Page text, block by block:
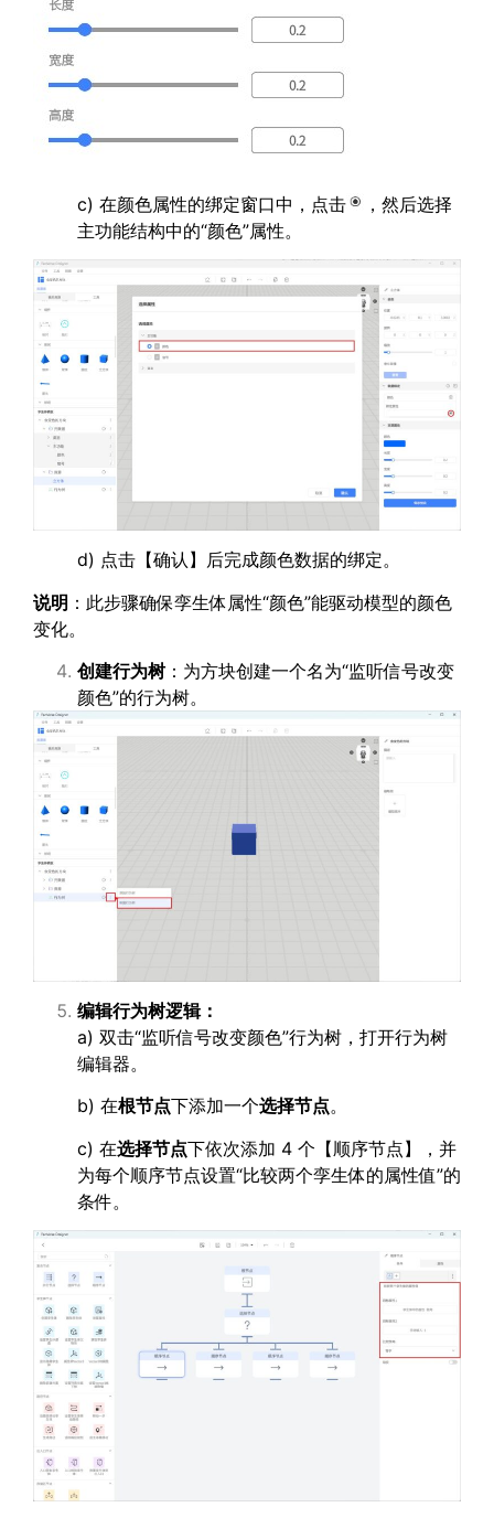
c) 在颜色属性的绑定窗口中，点击
，然后选择
主功能结构中的“颜色”属性。
d) 点击【确认】后完成颜色数据的绑定。
说明 ：此步骤确保孪生体属性“颜色”能驱动模型的颜色
变化。
创建行为树：为方块创建一个名为“监听信号改变
颜色”的行为树。
编辑行为树逻辑：
a) 双击“监听信号改变颜色”行为树，打开行为树
编辑器。
b) 在根节点下添加一个选择节点。
c) 在选择节点下依次添加 4 个【顺序节点】，并
为每个顺序节点设置“比较两个孪生体的属性值”的
条件。